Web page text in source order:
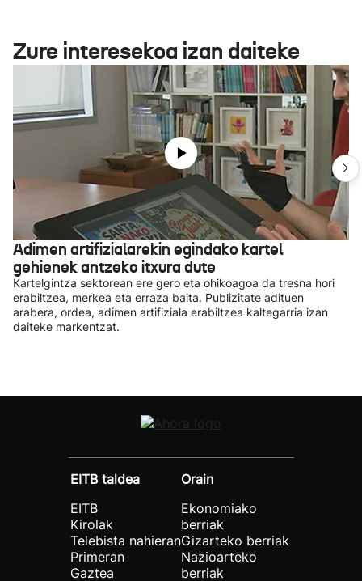
Zure interesekoa izan daiteke
Adimen artifizialarekin egindako kartel
gehienek antzeko itxura dute
Kartelgintza sektorean ere gero eta ohikoagoa da tresna hori
erabiltzea, merkea eta erraza baita. Publizitate adituen
arabera, ordea, adimen artifiziala erabiltzea kaltegarria izan
daiteke markentzat.
EITB taldea
EITB
Kirolak
Telebista nahieran
Primeran
Gaztea
Orain
Ekonomiako
berriak
Gizarteko berriak
Nazioarteko
berriak